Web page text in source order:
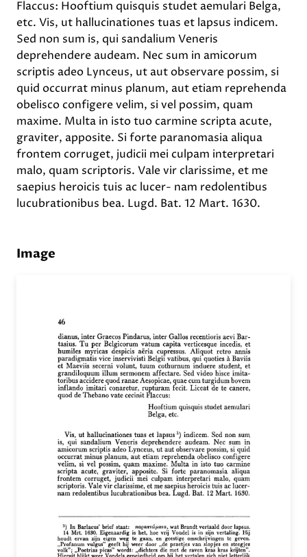
Flaccus: Hooftium quisquis studet aemulari Belga,
etc. Vis, ut hallucinationes tuas et lapsus indicem.
Sed non sum is, qui sandalium Veneris
deprehendere audeam. Nec sum in amicorum
scriptis adeo Lynceus, ut aut observare possim, si
quid occurrat minus planum, aut etiam reprehenda
obelisco configere velim, si vel possim, quam
maxime. Multa in isto tuo carmine scripta acute,
graviter, apposite. Si forte paranomasia aliqua
frontem corruget, judicii mei culpam interpretari
malo, quam scriptoris. Vale vir clarissime, et me
saepius heroicis tuis ac lucer- nam redolentibus
lucubrationibus bea. Lugd. Bat. 12 Mart. 1630.
Image